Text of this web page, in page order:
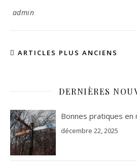
admin
ARTICLES PLUS ANCIENS
DERNIÈRES
Bonnes pratiques en
décembre 22, 2025